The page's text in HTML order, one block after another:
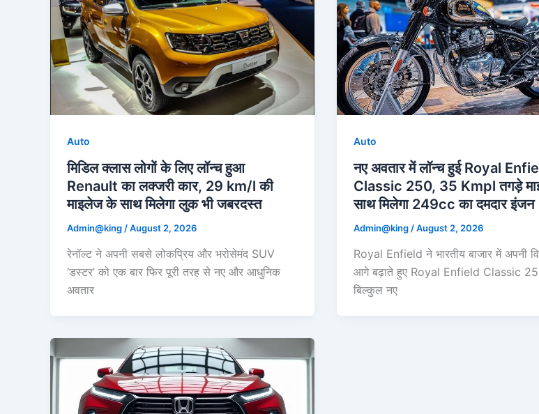
Auto
मिडिल क्लास लोगों के लिए लॉन्च हुआ
Renault का लक्जरी कार, 29 km/l की
माइलेज के साथ मिलेगा लुक भी जबरदस्त
Admin@king /August 2, 2026
रेनॉल्ट ने अपनी सबसे लोकप्रिय और भरोसेमंद SUV
‘डस्टर’ को एक बार फिर पूरी तरह से नए और आधुनिक
अवतार
Auto
नए अवतार में लॉन्च हुई Royal
Classic 250, 35 Kmpl तगड़े
साथ मिलेगा 249cc का दमदार इंजन
Admin@king /August 2, 2026
Royal Enfield ने भारतीय बाजार में अपनी
आगे बढ़ाते हुए Royal Enfield Classic
बिल्कुल नए